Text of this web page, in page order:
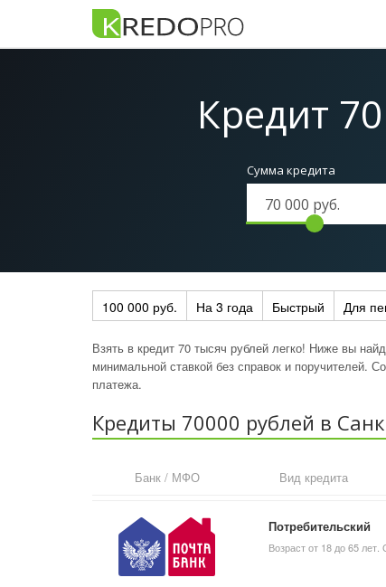
Кредит
Сумма кредита
100 000 руб. На 3 года Быстрый Для
Взять в кредит 70 тысяч рублей легко! Ниже вы
минимальной ставкой без справок и поручителей.
платежа.
Кредиты 70000 рублей в
Банк / МФО Вид кредита
Потребительский
Возраст от 18 до 65